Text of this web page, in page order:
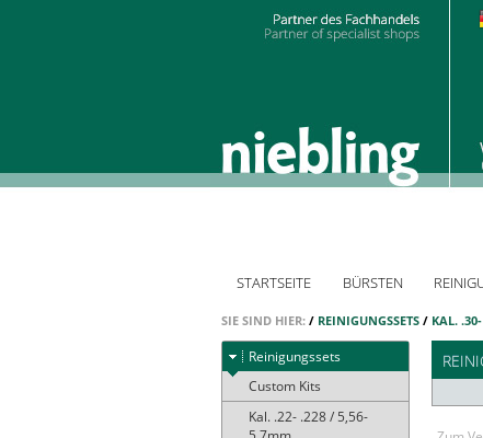
STARTSEITE BÜRSTEN
SIE SIND HIER: / REINIGUNGSSETS / KAL.
Reinigungssets
Custom Kits
Kal. .22- .228 / 5,56-